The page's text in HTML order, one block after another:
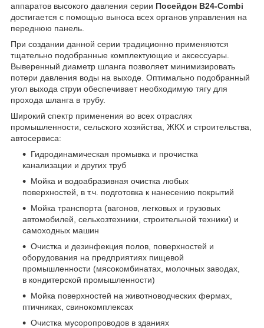
аппаратов высокого давления серии Посейдон B24-Combi
достигается с помощью выноса всех органов управления на
переднюю панель.
При создании данной серии традиционно применяются
тщательно подобранные комплектующие и аксессуары.
Выверенный диаметр шланга позволяет минимизировать
потери давления воды на выходе. Оптимально подобранный
угол выхода струи обеспечивает необходимую тягу для
прохода шланга в трубу.
Широкий спектр применения во всех отраслях
промышленности, сельского хозяйства, ЖКХ и строительства,
автосервиса:
Гидродинамическая промывка и прочистка
канализации и других труб
Мойка и водоабразивная очистка любых
поверхностей, в т.ч. подготовка к нанесению покрытий
Мойка транспорта (вагонов, легковых и грузовых
автомобилей, сельхозтехники, строительной техники) и
самоходных машин
Очистка и дезинфекция полов, поверхностей и
оборудования на предприятиях пищевой
промышленности (мясокомбинатах, молочных заводах,
в кондитерской промышленности)
Мойка поверхностей на животноводческих фермах,
птичниках, свинокомплексах
Очистка мусоропроводов в зданиях